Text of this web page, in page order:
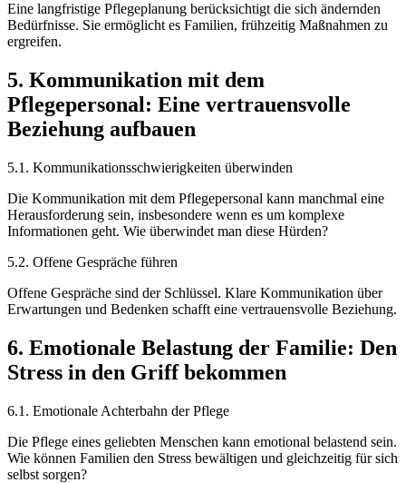
Eine langfristige Pflegeplanung berücksichtigt die sich ändernden
Bedürfnisse. Sie ermöglicht es Familien, frühzeitig Maßnahmen zu
ergreifen.
5. Kommunikation mit dem
Pflegepersonal: Eine vertrauensvolle
Beziehung aufbauen
5.1. Kommunikationsschwierigkeiten überwinden
Die Kommunikation mit dem Pflegepersonal kann manchmal eine
Herausforderung sein, insbesondere wenn es um komplexe
Informationen geht. Wie überwindet man diese Hürden?
5.2. Offene Gespräche führen
Offene Gespräche sind der Schlüssel. Klare Kommunikation über
Erwartungen und Bedenken schafft eine vertrauensvolle Beziehung.
6. Emotionale Belastung der Familie: Den
Stress in den Griff bekommen
6.1. Emotionale Achterbahn der Pflege
Die Pflege eines geliebten Menschen kann emotional belastend sein.
Wie können Familien den Stress bewältigen und gleichzeitig für sich
selbst sorgen?